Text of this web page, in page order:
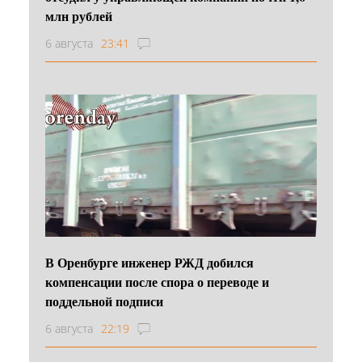
млн рублей
6 августа 23:41
В Оренбурге инженер РЖД добился
компенсации после спора о переводе и
поддельной подписи
6 августа 22:19